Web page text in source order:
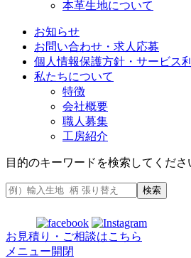
本革生地について
お知らせ
お問い合わせ・求人応募
個人情報保護方針・サービス
私たちについて
特徴
会社概要
職人募集
工房紹介
目的のキーワードを検索してくださ
検索
お見積り・ご相談はこちら
メニュー開閉